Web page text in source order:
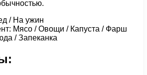
/ На ужин
Мясо / Овощи / Капуста / Фарш
/ Запеканка